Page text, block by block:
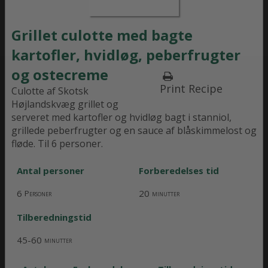
Grillet culotte med bagte
kartofler, hvidløg, peberfrugter
og ostecreme
Print Recipe
Culotte af Skotsk
Højlandskvæg grillet og
serveret med kartofler og hvidløg bagt i stanniol,
grillede peberfrugter og en sauce af blåskimmelost og
fløde. Til 6 personer.
Antal personer
Forberedelses tid
6 Personer 20 minutter
Tilberedningstid
45-60 minutter